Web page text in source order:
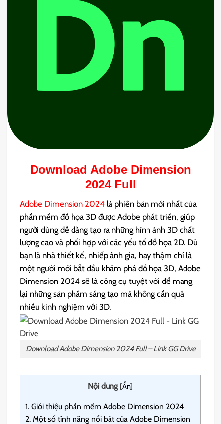
Download Adobe Dimension
2024Full
Adobe Dimension 2024 là phiên bản mới nhất của
phần mềm đồ họa 3D được Adobe phát triển, giúp
người dùng dễ dàng tạo ra những hình ảnh 3D chất
lượng cao và phối hợp với các yếu tố đồ họa 2D. Dù
bạn là nhà thiết kế, nhiếp ảnh gia, hay thậm chí là
một người mới bắt đầu khám phá đồ họa 3D, Adobe
Dimension 2024 sẽ là công cụ tuyệt vời để mang
lại những sản phẩm sáng tạo mà không cần quá
nhiều kinh nghiệm với 3D.
Download Adobe Dimension 2024 Full – Link GG Drive
Nội dung [Ẩn]
1. Giới thiệu phần mềm Adobe Dimension 2024
2. Một số tính năng nổi bật của Adobe Dimension